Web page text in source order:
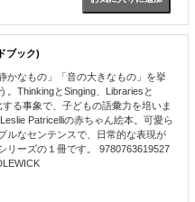
ブック)
かなもの」「音の大きなもの」を挙
。ThinkingとSinging、Librariesと
る事象で、子どもの語彙力を培いま
Patricelliの赤ちゃん絵本。可愛ら
ルなセンテンスで、日常的な表現が
リーズの１冊です。 9780763619527